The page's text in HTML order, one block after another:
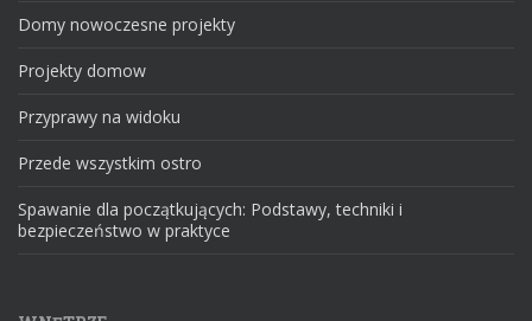
Domy nowoczesne projekty
Projekty domow
Przyprawy na widoku
Przede wszystkim ostro
Spawanie dla początkujących: Podstawy, techniki i
bezpieczeństwo w praktyce